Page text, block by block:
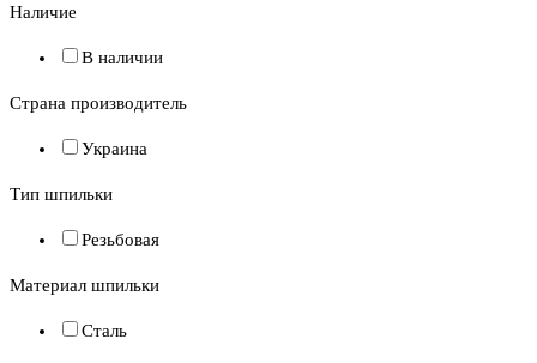
Наличие
В наличии
Страна производитель
Украина
Тип шпильки
Резьбовая
Материал шпильки
Сталь